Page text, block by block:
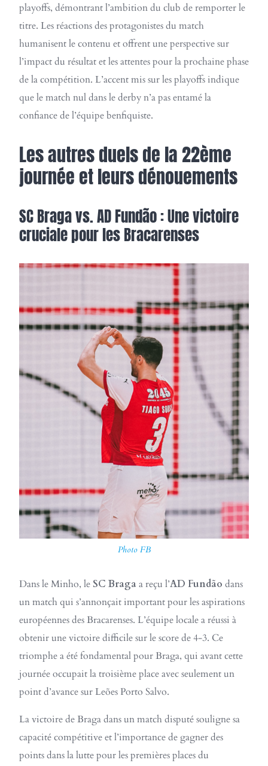
playoffs, démontrant l’ambition du club de remporter le
titre. Les réactions des protagonistes du match
humanisent le contenu et offrent une perspective sur
l’impact du résultat et les attentes pour la prochaine phase
de la compétition. L’accent mis sur les playoffs indique
que le match nul dans le derby n’a pas entamé la
confiance de l’équipe benfiquiste.
Les autres duels de la 22ème
journée et leurs dénouements
SC Braga vs. AD Fundão : Une victoire
cruciale pour les Bracarenses
Photo FB
Dans le Minho, le SC Bragaa reçu l’AD Fundão dans
un match qui s’annonçait important pour les aspirations
européennes des Bracarenses. L’équipe locale a réussi à
obtenir une victoire difficile sur le score de 4-3. Ce
triomphe a été fondamental pour Braga, qui avant cette
journée occupait la troisième place avec seulement un
point d’avance sur Leões Porto Salvo.
La victoire de Braga dans un match disputé souligne sa
capacité compétitive et l’importance de gagner des
points dans la lutte pour les premières places du